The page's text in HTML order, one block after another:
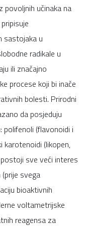
povoljnih učinaka na
sastojaka u
radikale u
ili značajno
procese koji bi inače
bolesti. Prirodni
da posjeduju
(flavonoidi i
karotenoidi (likopen,
sve veći interes
svega
bioaktivnih
voltametrijske
reagensa za